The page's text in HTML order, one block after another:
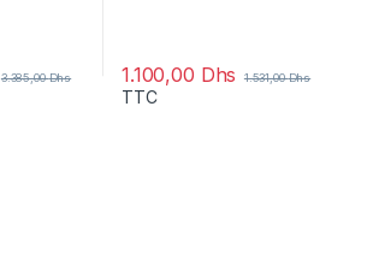
3.385,00Dhs 1.100,00 Dhs 1.531,00Dhs
TTC